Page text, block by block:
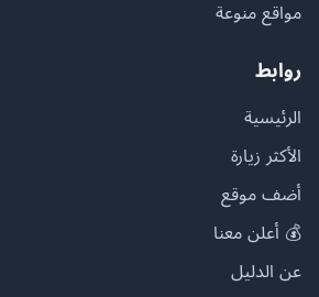
مواقع منوعة
روابط
الرئيسية
الأكثر زيارة
أضف موقع
💰 أعلن معنا
عن الدليل